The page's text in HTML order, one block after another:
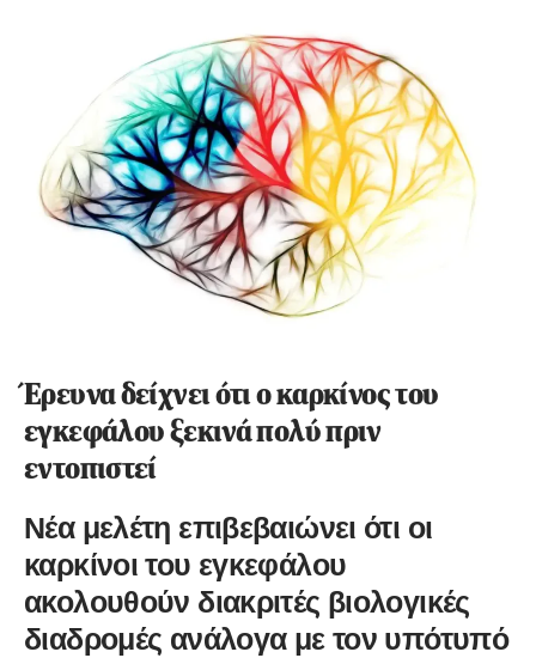
Έρευνα δείχνει ότι ο καρκίνος του
εγκεφάλου ξεκινά πολύ πριν
εντοπιστεί
Νέα μελέτη επιβεβαιώνει ότι οι
καρκίνοι του εγκεφάλου
ακολουθούν διακριτές βιολογικές
διαδρομές ανάλογα με τον υπότυπό